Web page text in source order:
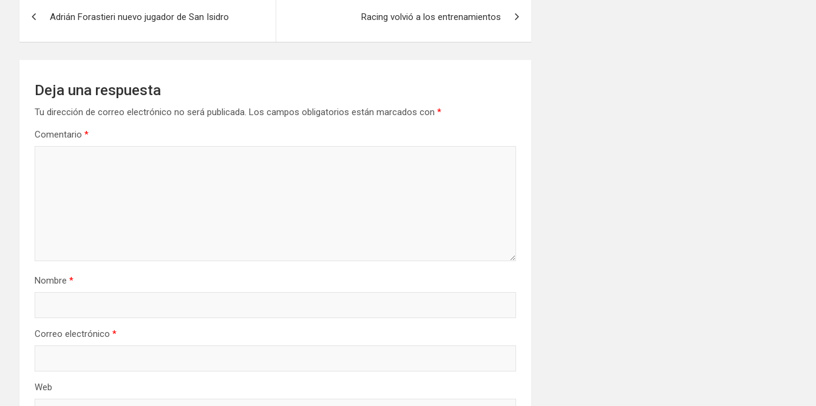
Adrián Forastieri nuevo jugador de San Isidro Racing volvió a los entrenamientos
Deja una respuesta
Tu dirección de correo electrónico no será publicada. Los campos obligatorios están marcados con *
Comentario *
Nombre *
Correo electrónico *
Web